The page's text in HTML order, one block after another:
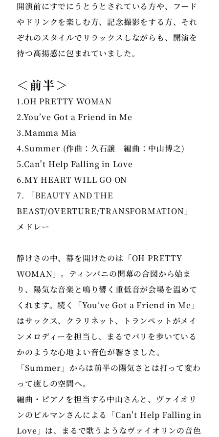
開演前にすでにうとうとされている方や、フード
やドリンクを楽しむ方、記念撮影をする方、それ
ぞれのスタイルでリラックスしながらも、開演を
＜前半＞
1.OH PRETTY WOMAN
2.You’ve Got a Friend in Me
3.Mamma Mia
4.Summer (作曲：久石譲 編曲：中山博之)
5.Can't Help Falling in Love
6.MY HEART WILL GO ON
7. 「BEAUTY AND THE
BEAST/OVERTURE/TRANSFORMATION」
メドレー
静けさの中、幕を開けたのは「OH PRETTY
WOMAN」。ティンパニの開幕の合図から始ま
り、陽気な音楽と鳴り響く重低音が会場を温めて
くれます。続く「You’ve Got a Friend in Me」
はサックス、クラリネット、トランペットがメイ
ンメロディーを担当し、まるでパリを歩いている
かのような心地よい音色が響きました。
「Summer」からは前半の陽気さとは打って変わ
って癒しの空間へ。
編曲・ピアノを担当する中山さんと、ヴァイオリ
ンのビルマンさんによる「Can't Help Falling in
Love」は、まるで歌うようなヴァイオリンの音色